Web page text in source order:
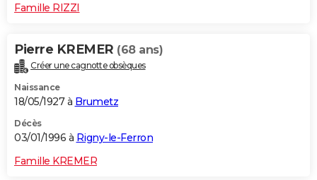
Famille RIZZI
Pierre KREMER (68 ans)
Créer une cagnotte obsèques
Naissance
18/05/1927 à Brumetz
Décès
03/01/1996 à Rigny-le-Ferron
Famille KREMER